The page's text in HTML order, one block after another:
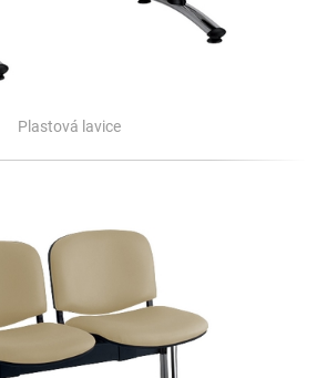
Plastová lavice